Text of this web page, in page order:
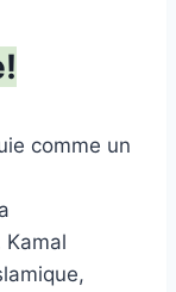
comme un
Kamal